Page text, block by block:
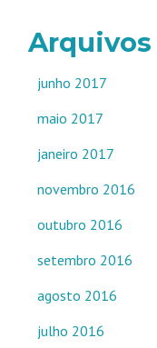
Arquivos
junho 2017
maio 2017
janeiro 2017
novembro 2016
outubro 2016
setembro 2016
agosto 2016
julho 2016